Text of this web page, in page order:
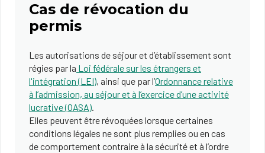
Cas de révocation du
permis
Les autorisations de séjour et d’établissement sont
régies par la Loi fédérale sur les étrangers et
l'intégration (LEI), ainsi que par l’Ordonnance relative
à l’admission, au séjour et à l’exercice d’une activité
lucrative (OASA).
Elles peuvent être révoquées lorsque certaines
conditions légales ne sont plus remplies ou en cas
de comportement contraire à la sécurité et à l’ordre